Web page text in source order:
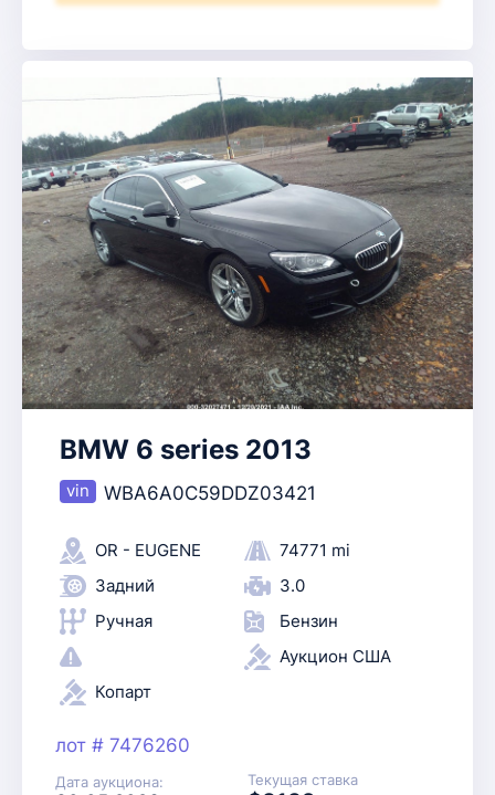
BMW 6 series 2013
WBA6A0C59DDZ03421
OR - EUGENE
74771 mi
Задний
3.0
Ручная
Бензин
Аукцион США
Копарт
лот # 7476260
Дата аукциона: Текущая ставка